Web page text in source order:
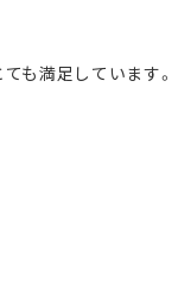
も満足しています。